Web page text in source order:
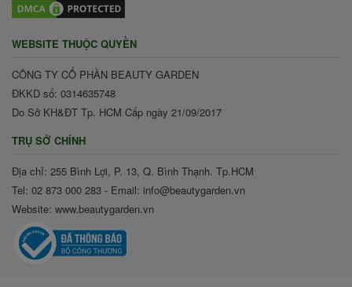
WEBSITE THUỘC QUYỀN
CÔNG TY CỔ PHẦN BEAUTY GARDEN
ĐKKD số: 0314635748
Do Sở KH&ĐT Tp. HCM Cấp ngày 21/09/2017
TRỤ SỞ CHÍNH
Địa chỉ: 255 Bình Lợi, P. 13, Q. Bình Thạnh. Tp.HCM
Tel: 02 873 000 283 - Email: info@beautygarden.vn
Website: www.beautygarden.vn